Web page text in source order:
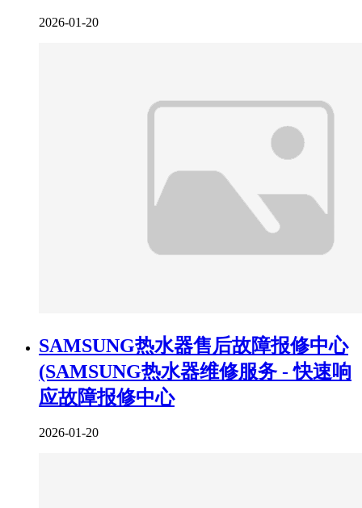
2026-01-20
SAMSUNG热水器售后故障报修中心
(SAMSUNG热水器维修服务 - 快速响
应故障报修中心
2026-01-20